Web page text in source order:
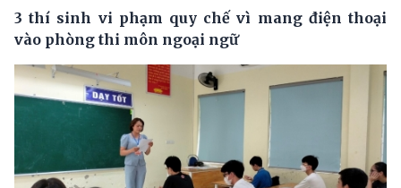
3 thí sinh vi phạm quy chế vì mang điện thoại
vào phòng thi môn ngoại ngữ